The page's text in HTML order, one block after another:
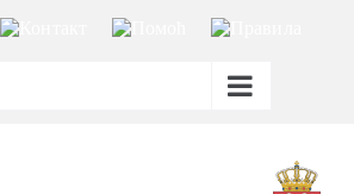
Контакт Помоћ Правила